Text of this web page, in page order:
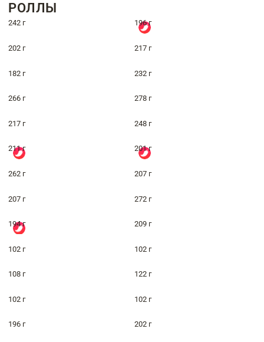
РОЛЛЫ
242 г 196 г
202 г 217 г
182 г 232 г
266 г 278 г
217 г 248 г
211 г 201 г
262 г 207 г
207 г 272 г
194 г 209 г
102 г 102 г
108 г 122 г
102 г 102 г
196 г 202 г